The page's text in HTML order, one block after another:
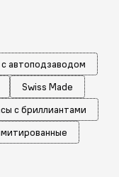
автоподзаводом
Swiss Made
с бриллиантами